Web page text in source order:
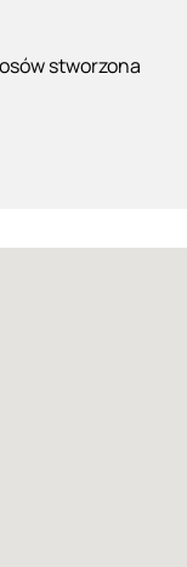
stworzona